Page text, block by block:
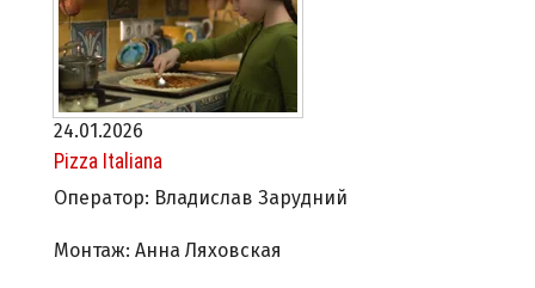
24.01.2026
Pizza Italiana
Оператор: Владислав Зарудний
Монтаж: Анна Ляховская